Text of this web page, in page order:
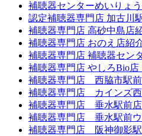
補聴器センターめいりょ
認定補聴器専門店 加古川
補聴器専門店 高砂中島店
補聴器専門店 おのえ店紹
補聴器専門店 補聴器セン
補聴器専門店 やしろBio店
補聴器専門店 西脇市駅
補聴器専門店 カインズ
補聴器専門店 垂水駅前
補聴器専門店 垂水駅前
補聴器専門店 阪神御影